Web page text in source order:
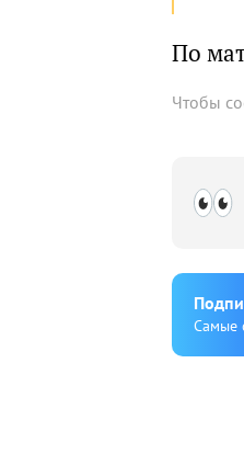
По
Чтобы
Cамые